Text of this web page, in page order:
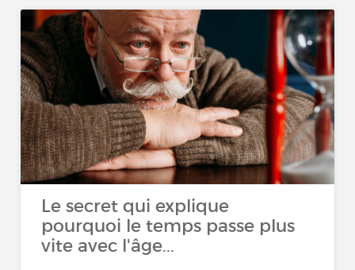
Le secret qui explique
pourquoi le temps passe plus
vite avec l'âge...